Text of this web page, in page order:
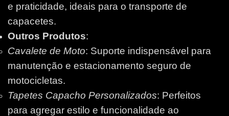
e praticidade, ideais para o transporte de
capacetes.
Outros Produtos:
Cavalete de Moto: Suporte indispensável para
manutenção e estacionamento seguro de
motocicletas.
Tapetes Capacho Personalizados: Perfeitos
para agregar estilo e funcionalidade ao